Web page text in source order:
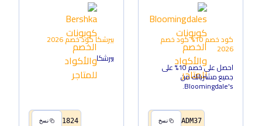
كود خصم 10% كود خصم
2026
احصل على خصم 10% على
جميع مشترياتك من
Bloomingdale's.
ADM37 نسخ
بيرشكاكود خصم2026
بيرشكا
1824 نسخ